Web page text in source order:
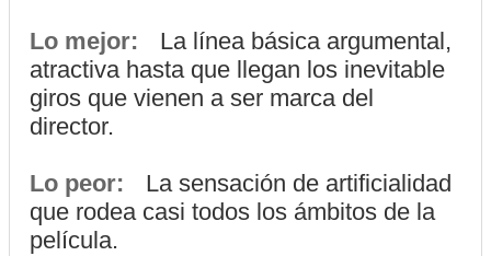
Lo mejor:
La línea básica argumental,
atractiva hasta que llegan los inevitable
giros que vienen a ser marca del
director.
Lo peor:
La sensación de artificialidad
que rodea casi todos los ámbitos de la
película.